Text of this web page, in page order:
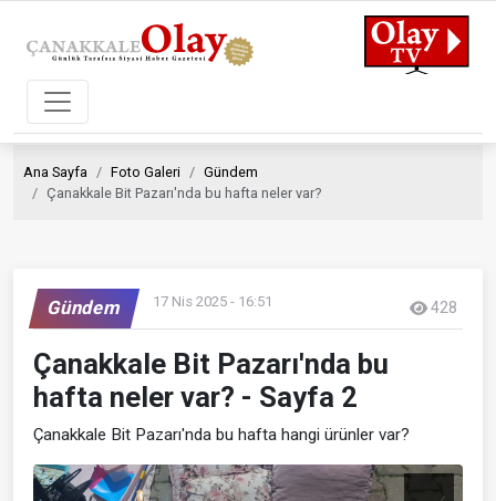
Ana Sayfa Foto Galeri
Gündem
Çanakkale Bit Pazarı'nda bu hafta neler var?
Gündem 17 Nis 2025 - 16:51 428
Çanakkale Bit Pazarı'nda bu
hafta neler var? - Sayfa 2
Çanakkale Bit Pazarı'nda bu hafta hangi ürünler var?